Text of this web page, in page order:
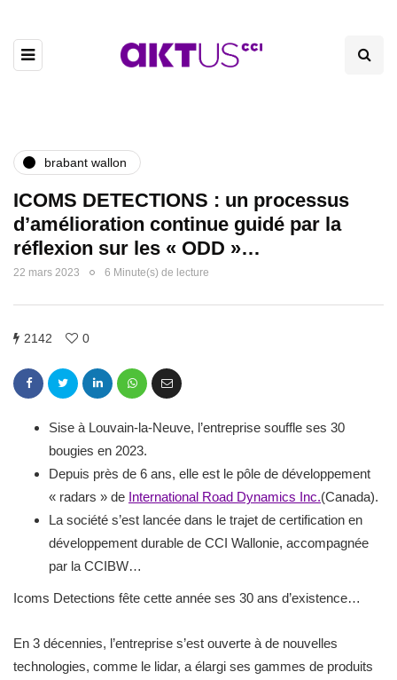
brabant wallon
ICOMS DETECTIONS : un processus
d’amélioration continue guidé par la
réflexion sur les « ODD »…
22 mars 2023 6 Minute(s) de lecture
2142 0
Sise à Louvain-la-Neuve, l’entreprise souffle ses 30
bougies en 2023.
Depuis près de 6 ans, elle est le pôle de développement
« radars » de International Road Dynamics Inc.(Canada).
La société s’est lancée dans le trajet de certification en
développement durable de CCI Wallonie, accompagnée
par la CCIBW…
Icoms Detections fête cette année ses 30 ans d’existence…
En 3 décennies, l’entreprise s’est ouverte à de nouvelles
technologies, comme le lidar, a élargi ses gammes de produits